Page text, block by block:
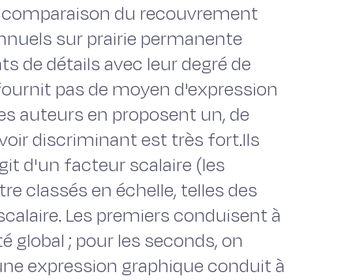
comparaison du recouvrement
sur prairie permanente
de détails avec leur degré de
pas de moyen d'expression
auteurs en proposent un, de
discriminant est très fort.Ils
d'un facteur scalaire (les
classés en échelle, telles des
Les premiers conduisent à
global ; pour les seconds, on
expression graphique conduit à